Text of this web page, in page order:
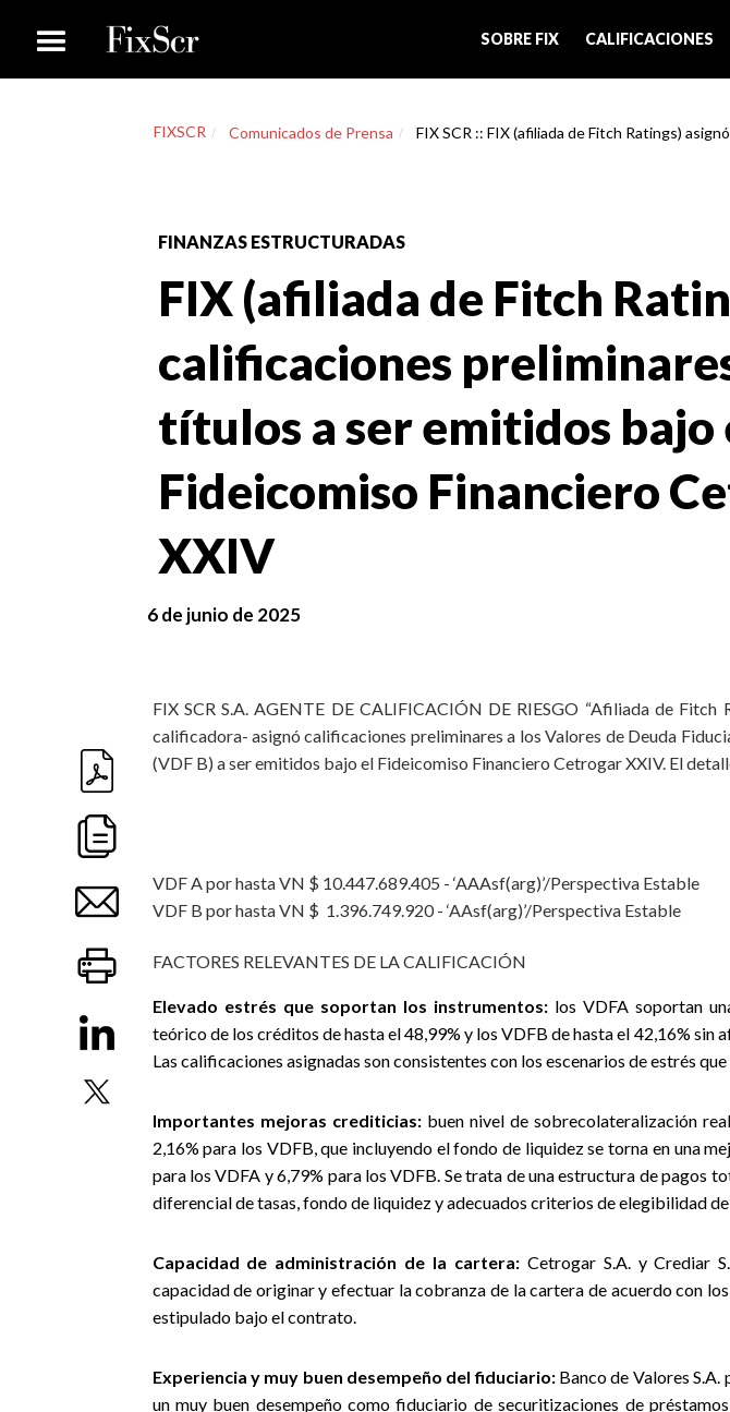
SOBRE FIX CALIFICACIONES
FIXSCR Comunicados de Prensa FIX SCR :: FIX (afiliada de Fitch Ratings)
FINANZAS ESTRUCTURADAS
FIX (afiliada de Fitch
calificaciones
títulos a ser emitidos bajo
Fideicomiso Financiero
XXIV
6 de junio de 2025
FIX SCR S.A. AGENTE DE CALIFICACIÓN DE RIESGO “Afiliada de Fitch
calificadora- asignó calificaciones preliminares a los Valores de Deuda
(VDF B) a ser emitidos bajo el Fideicomiso Financiero Cetrogar XXIV. El
VDF A por hasta VN $ 10.447.689.405 - ‘AAAsf(arg)’/Perspectiva Estable
VDF B por hasta VN $ 1.396.749.920 - ‘AAsf(arg)’/Perspectiva Estable
FACTORES RELEVANTES DE LA CALIFICACIÓN
Elevado estrés que soportan los instrumentos: los VDFA soportan
teórico de los créditos de hasta el 48,99% y los VDFB de hasta el 42,16% sin
Las calificaciones asignadas son consistentes con los escenarios de estrés
Importantes mejoras crediticias:buen nivel de sobrecolateralización
2,16% para los VDFB, que incluyendo el fondo de liquidez se torna en una
para los VDFA y 6,79% para los VDFB. Se trata de una estructura de pagos
diferencial de tasas, fondo de liquidez y adecuados criterios de elegibilidad
Capacidad de administración de la cartera:Cetrogar S.A. y Crediar
capacidad de originar y efectuar la cobranza de la cartera de acuerdo con
estipulado bajo el contrato.
Experiencia y muy buen desempeño del fiduciario:Banco de Valores S.A.
un muy buen desempeño como fiduciario de securitizaciones de